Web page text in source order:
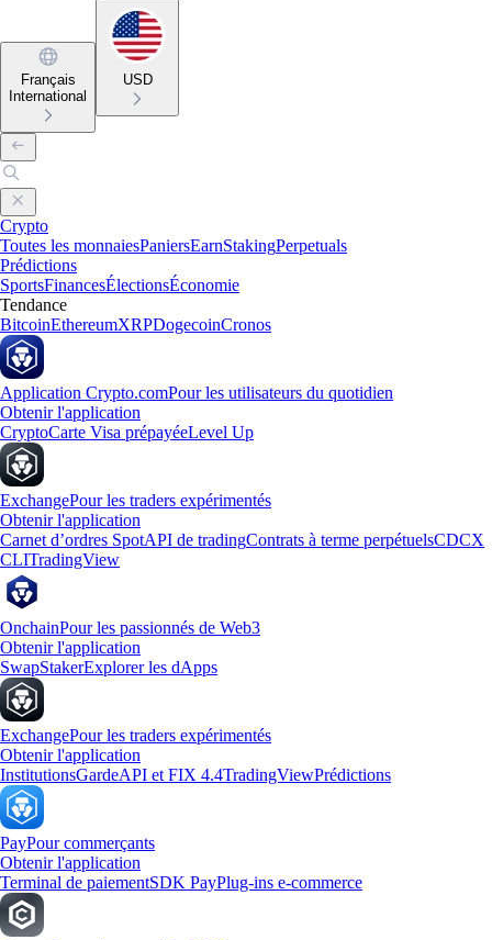
Français
International
USD
Crypto
Toutes les monnaiesPaniersEarnStakingPerpetuals
Prédictions
SportsFinancesÉlectionsÉconomie
Tendance
BitcoinEthereumXRPDogecoinCronos
Application Crypto.comPour les utilisateurs du quotidien
Obtenir l'application
CryptoCarte Visa prépayéeLevel Up
ExchangePour les traders expérimentés
Obtenir l'application
Carnet d’ordres SpotAPI de tradingContrats à terme perpétuelsCDCX
CLITradingView
OnchainPour les passionnés de Web3
Obtenir l'application
SwapStakerExplorer les dApps
ExchangePour les traders expérimentés
Obtenir l'application
InstitutionsGardeAPI et FIX 4.4TradingViewPrédictions
PayPour commerçants
Obtenir l'application
Terminal de paiementSDK PayPlug-ins e-commerce